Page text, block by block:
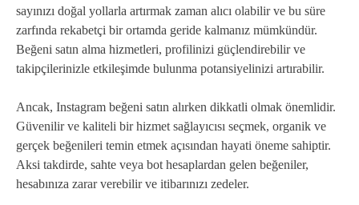
sayınızı doğal yollarla artırmak zaman alıcı olabilir ve bu süre
zarfında rekabetçi bir ortamda geride kalmanız mümkündür.
Beğeni satın alma hizmetleri, profilinizi güçlendirebilir ve
takipçilerinizle etkileşimde bulunma potansiyelinizi artırabilir.
Ancak, Instagram beğeni satın alırken dikkatli olmak önemlidir.
Güvenilir ve kaliteli bir hizmet sağlayıcısı seçmek, organik ve
gerçek beğenileri temin etmek açısından hayati öneme sahiptir.
Aksi takdirde, sahte veya bot hesaplardan gelen beğeniler,
hesabınıza zarar verebilir ve itibarınızı zedeler.